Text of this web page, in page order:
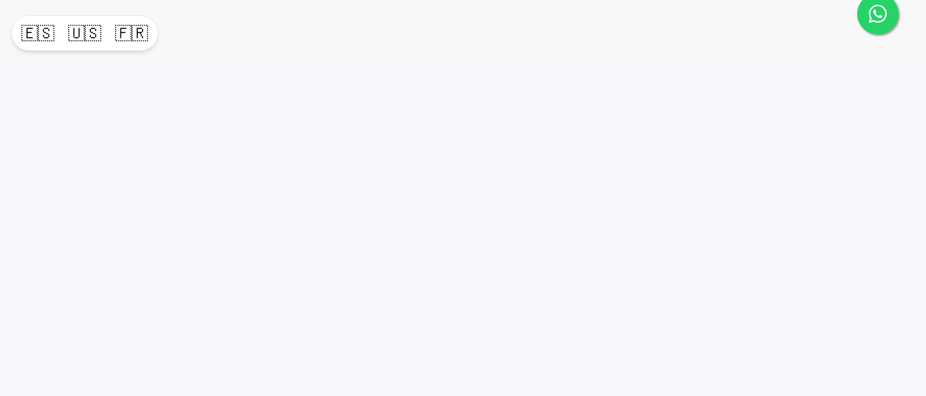
🇪🇸 🇺🇸 🇫🇷